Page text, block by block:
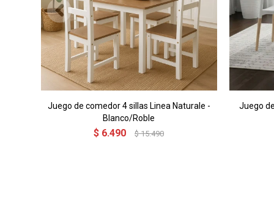
Juego de comedor 4 sillas Linea Naturale -
Blanco/Roble
$ 6.490 $ 15.490
Juego